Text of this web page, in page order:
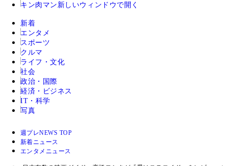
キン肉マン 新しいウィンドウで開く
新着
エンタメ
スポーツ
クルマ
ライフ・文化
社会
政治・国際
経済・ビジネス
IT・科学
写真
週プレNEWS TOP
新着ニュース
エンタメニュース